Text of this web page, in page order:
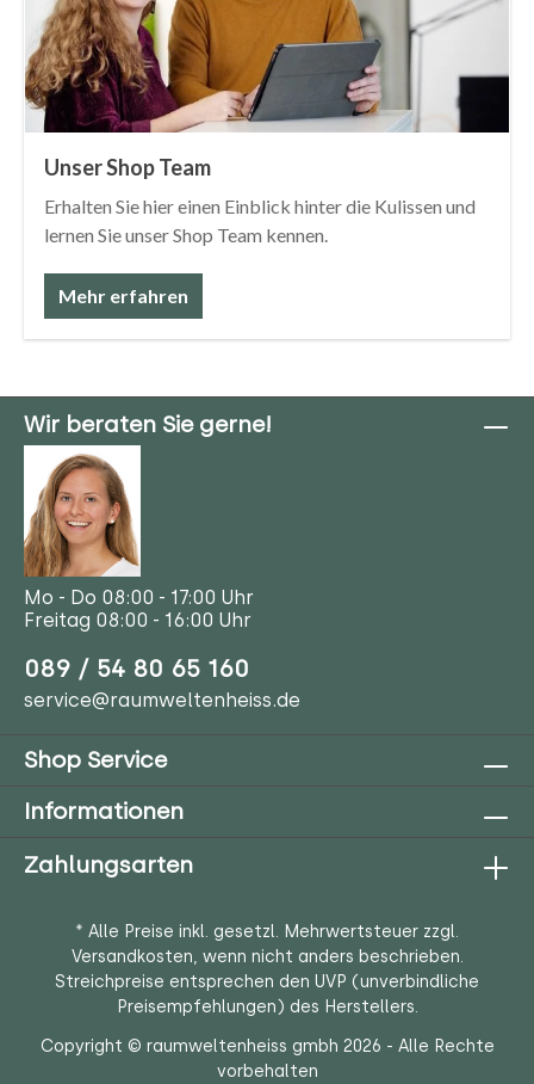
Unser Shop Team
Erhalten Sie hier einen Einblick hinter die Kulissen und
lernen Sie unser Shop Team kennen.
Mehr erfahren
Wir beraten Sie gerne!
Mo - Do 08:00 - 17:00 Uhr
Freitag 08:00 - 16:00 Uhr
089 / 54 80 65 160
service@raumweltenheiss.de
Shop Service
Informationen
Zahlungsarten
* Alle Preise inkl. gesetzl. Mehrwertsteuer zzgl.
Versandkosten, wenn nicht anders beschrieben.
Streichpreise entsprechen den UVP (unverbindliche
Preisempfehlungen) des Herstellers.
Copyright © raumweltenheiss gmbh 2026 - Alle Rechte
vorbehalten